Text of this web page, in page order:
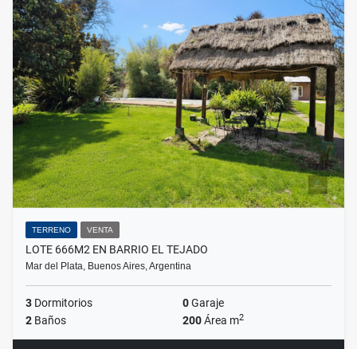
TERRENO VENTA
LOTE 666M2 EN BARRIO EL TEJADO
Mar del Plata, Buenos Aires, Argentina
3 Dormitorios 0Garaje
2 Baños 200Área m2